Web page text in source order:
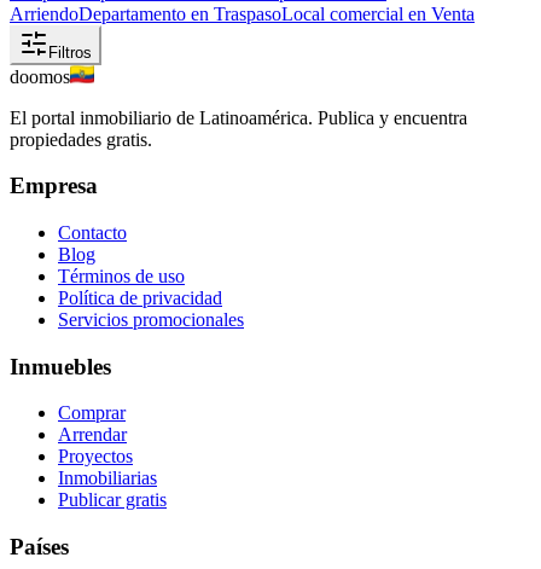
ArriendoDepartamento en TraspasoLocal comercial en Venta
Filtros
doomos
El portal inmobiliario de Latinoamérica. Publica y encuentra
propiedades gratis.
Empresa
Contacto
Blog
Términos de uso
Política de privacidad
Servicios promocionales
Inmuebles
Comprar
Arrendar
Proyectos
Inmobiliarias
Publicar gratis
Países